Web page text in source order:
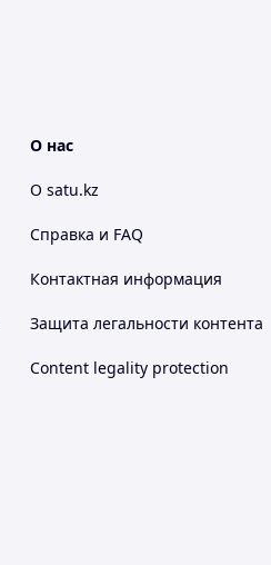
О нас
О satu.kz
Справка и FAQ
Контактная информация
Защита легальности контента
Content legality protection